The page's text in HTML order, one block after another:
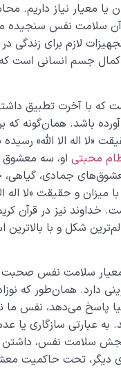
معیار نیاز داریم.
سلامت نفس سنجیده
لازم برای زندگی
جسم انسانی است که
که با آخرت تطبیق
باشد. همان‌گونه
«لا اله الا الله»
محبتی او، سه معشوق
جمادی، گیاهی،
میزان و حقیقت «لا اله
خداوند نیز در قرآن
شکل و با
سلامت نفس صحبت
دارد. همان‌طور که نوزاد
پاسخ می‌دهد، نفس ما
به عبارتی سازگاری یا
سلامت نفس، داشتن
تحت حاکمیت